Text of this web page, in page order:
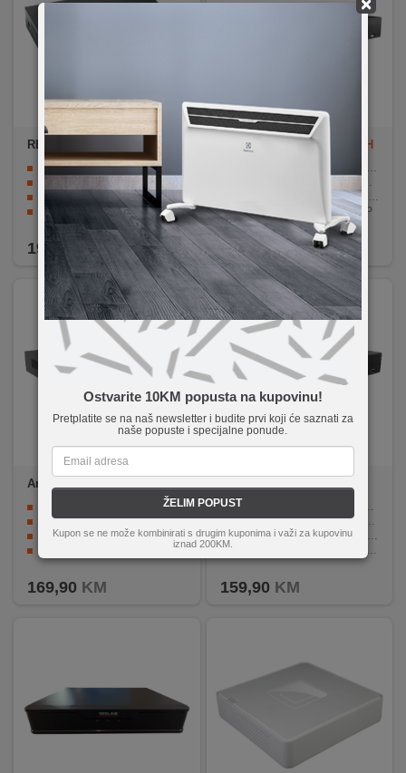
Ostvarite 10KM popusta na kupovinu!
Pretplatite se na naš newsletter i budite prvi koji će saznati za
naše popuste i specijalne ponude.
ŽELIM POPUST
Kupon se ne može kombinirati s drugim kuponima i važi za kupovinu
iznad 200KM.
REDLINE
16 kanalni Hibrid AHD/IP snimač
Rezolucija snimanja do 1080p
Podrška daljinskog prikaza na smartphoneu
HDMI i VGA video izlaz
Napajanje 12V / 5A
199,90 KM
Amiko Home XVR 16/16CH
Kompatibilan sa raznim kamerama na tržištu
H.264 tehnologija za visoku kvalitetu slike
Rezolucije snimanja do 5MP
Sučelje USB, RJ45, HDMI, VGA, CVBS i SATA sučelje za HDD 2.5 "/ 3.5" (do 6 TB)
189,90KM
Amiko Home
9-kanalni 5 in 1 snimač za video nadzor
Analog/AHD/CVI/TVI 2.0/TVI 3.0/Network
Snimanje u rezoluciji do 5 Mpixel
2 x USB, 1 x RJ45, 1x SATA HDD/SSD
Podrška za Android i iOS uređaje
169,90 KM
Podrška za 5in1 signale (Analog / AHD / CVI / TVI / IP)
H.265 kompresija za efikasno spremanje snimaka
HDMI i VGA izlazi za prikaz uživo
Mrežno povezivanje i pristup s računara ili pametnog uređaja
Veliki kapacitet spremanja (HDD do 8 TB)
159,90 KM